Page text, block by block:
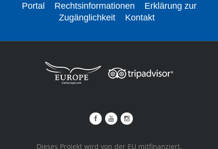
Portal
Rechtsinformationen
Erklärung zur
Zugänglichkeit
Kontakt
Dieses Projekt wird von der EU mitfinanziert.